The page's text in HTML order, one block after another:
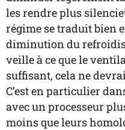
les rendre plus
régime se traduit bien
diminution du
veille à ce que le
suffisant, cela ne
C’est en particulier
avec un processeur
moins que leurs